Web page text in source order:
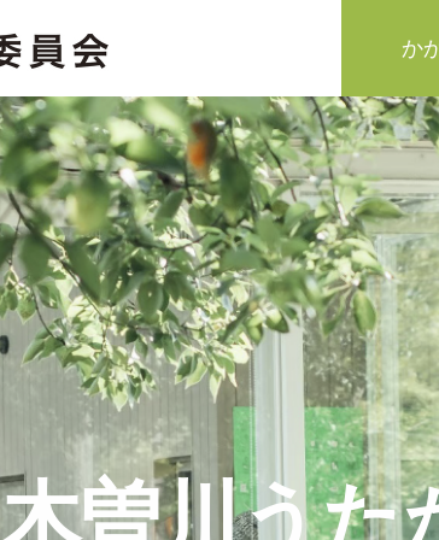
か
木曽川うた